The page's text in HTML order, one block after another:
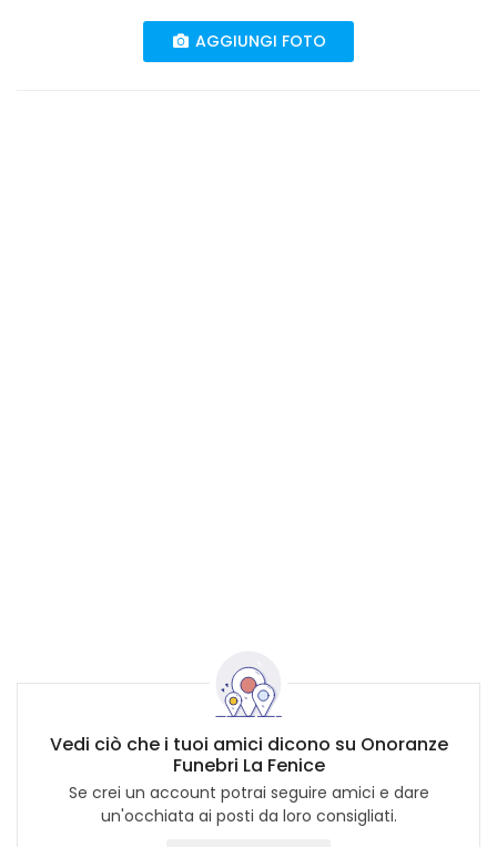
AGGIUNGI FOTO
Vedi ciò che i tuoi amici dicono su Onoranze
Funebri La Fenice
Se crei un account potrai seguire amici e dare
un'occhiata ai posti da loro consigliati.